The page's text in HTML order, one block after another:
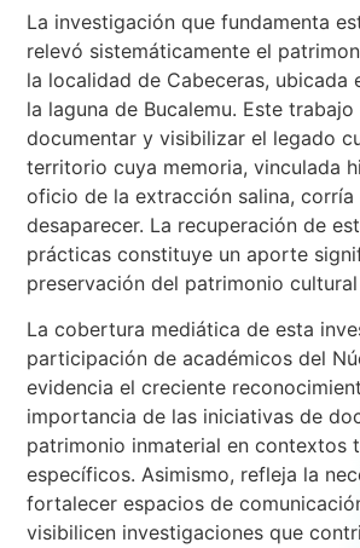
La investigación que fundamenta
relevó sistemáticamente el
la localidad de Cabeceras, ubicada
la laguna de Bucalemu. Este
documentar y visibilizar el legado
territorio cuya memoria, vinculada
oficio de la extracción salina, corría
desaparecer. La recuperación de
prácticas constituye un aporte
preservación del patrimonio
La cobertura mediática de esta
participación de académicos del
evidencia el creciente
importancia de las iniciativas de
patrimonio inmaterial en contextos
específicos. Asimismo, refleja la
fortalecer espacios de
visibilicen investigaciones que